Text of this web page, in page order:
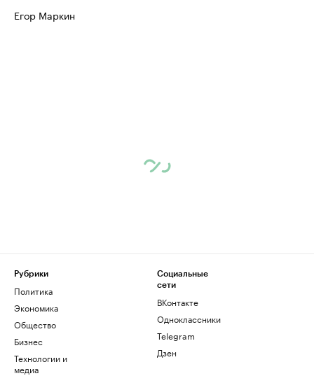
Егор Маркин
Рубрики
Политика
Экономика
Общество
Бизнес
Технологии и
медиа
Социальные
сети
ВКонтакте
Одноклассники
Telegram
Дзен